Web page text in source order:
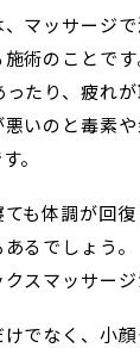
マッサージ
術のことです
たり、疲れ
いのと毒素
。
も体調が回
るでしょう。
スマッサージ
でなく、小